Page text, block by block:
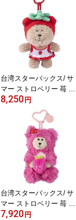
台湾 海外スタバ スター
バックスコーヒー STAR
BUCKS 星巴克 BEARIST
A 浮き輪デザイン ぬいぐ
るみチャーム バッグチャ
ーム 着せ替え KEYCHAI
N かわいい 熊 マスコッ
ト 夏シリーズ
台湾スターバックス/ サ
マー ストロベリー 苺 イ
チゴベアリスタ キーホル
ダー 台湾版 スタバ台湾
海外スタバ スターバック
スコーヒー STARBUCKS
星巴克 BEARISTA 浮き輪
デザイン ぬいぐるみチャ
ーム バッグチャーム 着
せ替え KEYCHAIN かわ
いい 熊 マスコット 夏シ
リーズ
8,250円
台湾スターバックス/ サ
マー ストロベリー 苺 イ
チゴ ベリースイートベア
7,920円